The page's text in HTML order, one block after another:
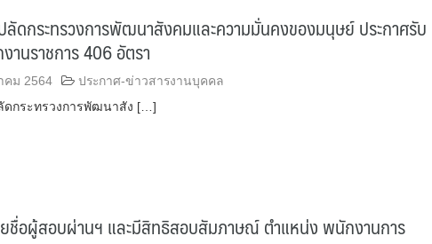
ลัดกระทรวงการพัฒนาสังคมและความมั่นคงของมนุษย์ ประกาศรับ
านราชการ 406 อัตรา
คม 2564
ประกาศ-ข่าวสารงานบุคคล
ดกระทรวงการพัฒนาสัง […]
ยชื่อผู้สอบผ่านฯ และมีสิทธิสอบสัมภาษณ์ ตำแหน่ง พนักงานการ